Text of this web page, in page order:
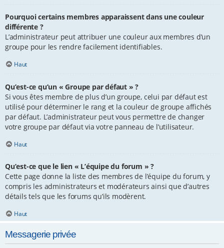
Pourquoi certains membres apparaissent dans une couleur
différente ?
L’administrateur peut attribuer une couleur aux membres d’un
groupe pour les rendre facilement identifiables.
Haut
Qu’est-ce qu’un « Groupe par défaut » ?
Si vous êtes membre de plus d’un groupe, celui par défaut est
utilisé pour déterminer le rang et la couleur de groupe affichés
par défaut. L’administrateur peut vous permettre de changer
votre groupe par défaut via votre panneau de l’utilisateur.
Haut
Qu’est-ce que le lien « L’équipe du forum » ?
Cette page donne la liste des membres de l’équipe du forum, y
compris les administrateurs et modérateurs ainsi que d’autres
détails tels que les forums qu’ils modèrent.
Haut
Messagerie privée